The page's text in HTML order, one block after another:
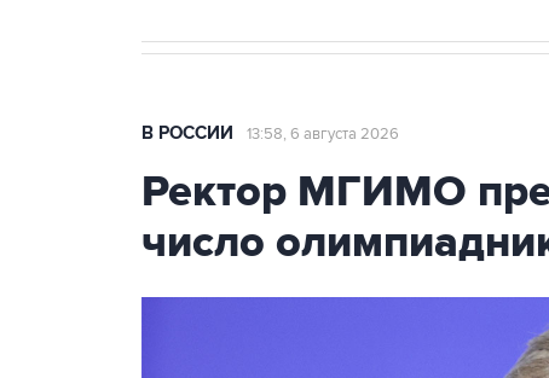
В РОССИИ 13:58, 6 августа 2026
Ректор МГИМО
число